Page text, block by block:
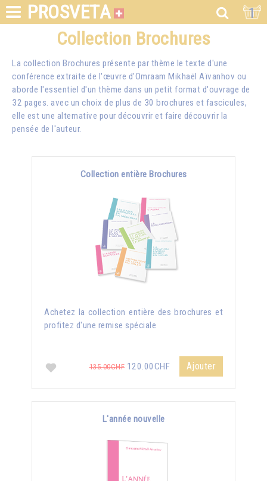
PROSVETA 1
Collection Brochures
La collection Brochures présente par thème le texte d'une
conférence extraite de l'œuvre d'Omraam Mikhaël Aïvanhov ou
aborde l'essentiel d'un thème dans un petit format d'ouvrage de
32 pages. avec un choix de plus de 30 brochures et fascicules,
elle est une alternative pour découvrir et faire découvrir la
pensée de l'auteur.
Collection entière Brochures
Achetez la collection entière des brochures et
profitez d'une remise spéciale
135.00CHF 120.00CHF Ajouter
L'année nouvelle